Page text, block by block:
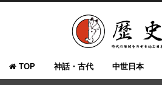
TOP 神話・古代 中世日本